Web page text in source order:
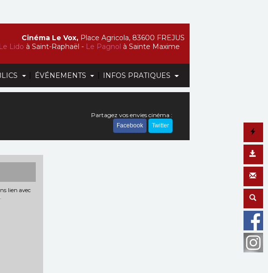
| ÉVÉNEMENTS | INFOS PRATIQUES
Cinéma Le Vox, Place Agricola, 83600 FREJUS
Le Lido à Saint-Raphaël - Le Pagnol à Sainte Maxime
Partagez vos envies cinéma :
Facebook Twitter
lien avec